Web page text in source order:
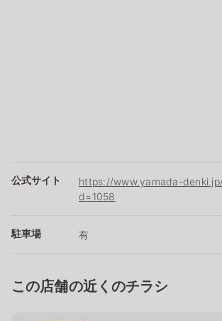
公式サイト
https://www.yamada-
d=1058
駐車場 有
この店舗の近くのチラシ